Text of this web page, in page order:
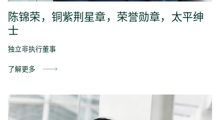
陈锦荣，铜紫荆星章，荣誉勋章，太平绅
士
独立非执行董事
了解更多